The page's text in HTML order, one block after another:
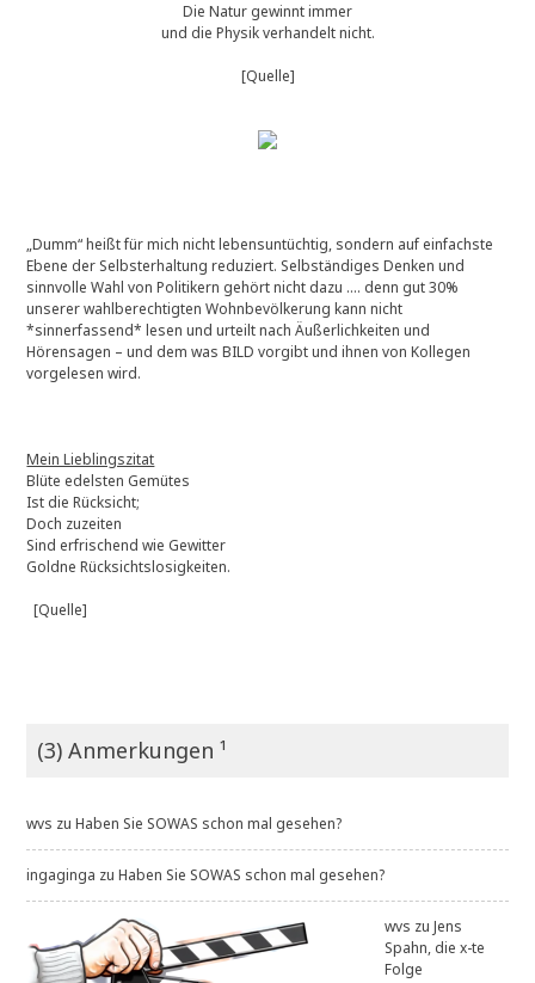
Die Natur gewinnt immer
und die Physik verhandelt nicht.
[Quelle]
„Dumm“ heißt für mich nicht lebensuntüchtig, sondern auf einfachste
Ebene der Selbsterhaltung reduziert. Selbständiges Denken und
sinnvolle Wahl von Politikern gehört nicht dazu …. denn gut 30%
unserer wahlberechtigten Wohnbevölkerung kann nicht
*sinnerfassend* lesen und urteilt nach Äußerlichkeiten und
Hörensagen – und dem was BILD vorgibt und ihnen von Kollegen
vorgelesen wird.
Mein Lieblingszitat
Blüte edelsten Gemütes
Ist die Rücksicht;
Doch zuzeiten
Sind erfrischend wie Gewitter
Goldne Rücksichtslosigkeiten.
[Quelle]
(3) Anmerkungen ¹
wvs zuHaben Sie SOWAS schon mal gesehen?
ingaginga zuHaben Sie SOWAS schon mal gesehen?
wvs zuJens
Spahn, die x-te
Folge